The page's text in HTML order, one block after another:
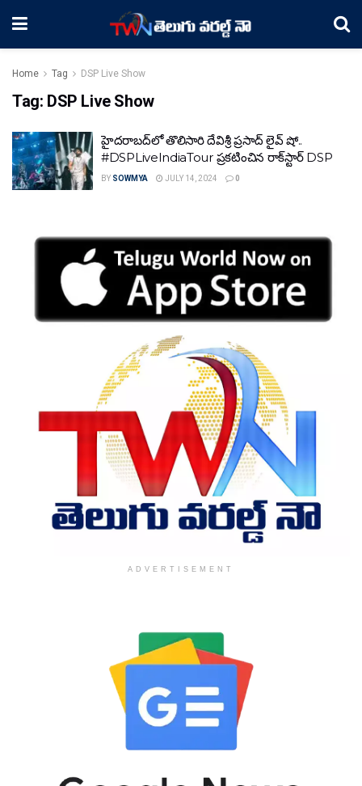
Home Tag DSP Live Show
Tag: DSP Live Show
హైదరాబద్‌లో తొలిసారి దేవిశ్రీ ప్రసాద్ లైవ్ షో..
#DSPLiveIndiaTour ప్రకటించిన రాక్‌స్టార్ DSP
BY SOWMYA JULY 14, 2024 0
ADVERTISEMENT